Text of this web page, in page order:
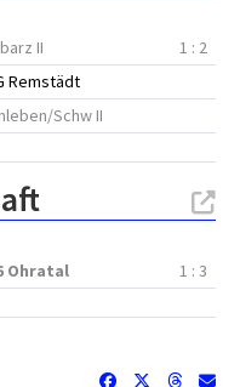
II
1 : 2
Remstädt
Schw II
Ohratal 1 : 3